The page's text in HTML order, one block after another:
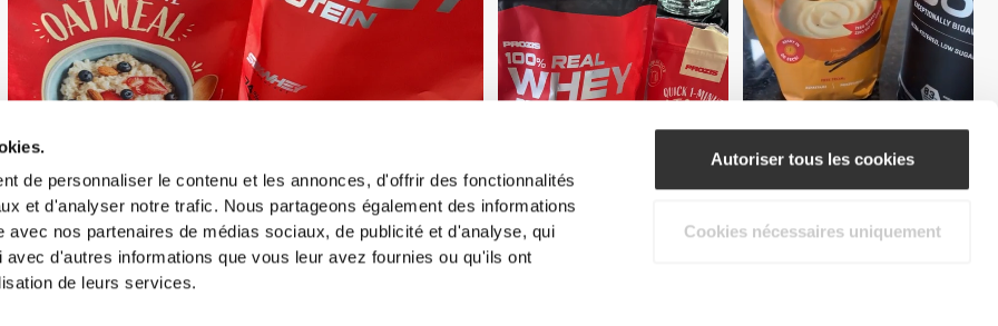
de personnaliser le contenu et les annonces, d'offrir des fonctionnalités
et d'analyser notre trafic. Nous partageons également des informations
avec nos partenaires de médias sociaux, de publicité et d'analyse, qui
d'autres informations que vous leur avez fournies ou qu'ils ont
de leurs services.
Autoriser tous les cookies
Cookies nécessaires uniquement